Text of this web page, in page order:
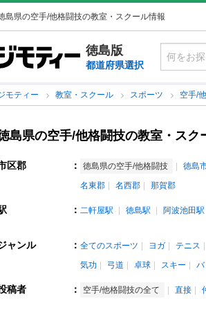
島県の空手/他格闘技の教室・スクール情報
徳島版
都道府県選択
モティー 教室・スクール スポーツ 空手/
島県の空手/他格闘技の教室・スク
区郡 ： 徳島県の空手/他格闘技 徳島
名東郡
名西郡 那賀郡
： 二軒屋駅 徳島駅 阿波池田駅
ャンル ： 全てのスポーツ ヨガ テニス
気功
弓道 卓球 スキー バ
稿者 ： 空手/他格闘技の全て 直接